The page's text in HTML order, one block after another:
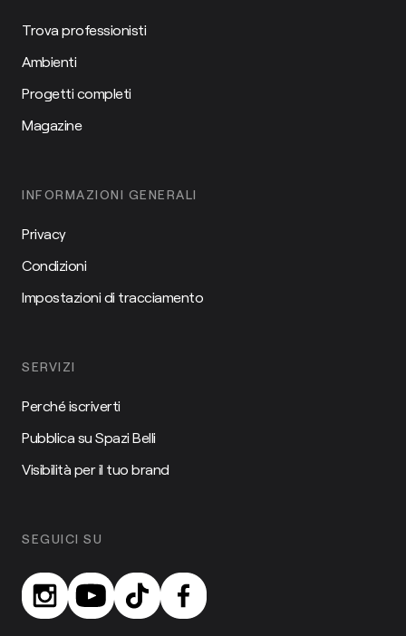
Trova professionisti
Ambienti
Progetti completi
Magazine
INFORMAZIONI GENERALI
Privacy
Condizioni
Impostazioni di tracciamento
SERVIZI
Perché iscriverti
Pubblica su Spazi Belli
Visibilità per il tuo brand
SEGUICI SU